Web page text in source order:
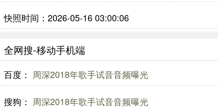
快照时间：2026-05-16 03:00:06
全网搜-移动手机端
百度： 周深2018年歌手试音音频曝光
搜狗： 周深2018年歌手试音音频曝光